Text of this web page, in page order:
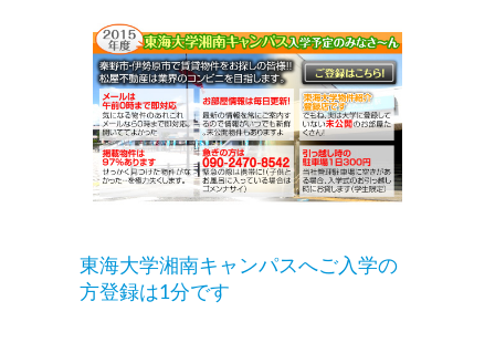
東海大学湘南キャンパスへご入学の
方登録は1分です